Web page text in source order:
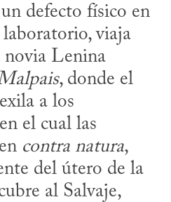
defecto físico en
viaja
novia Lenina
, donde el
a los
el cual las
contra natura,
del útero de la
al Salvaje,